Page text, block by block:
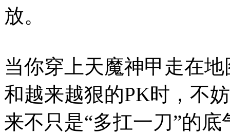
放。
当你穿上天魔神甲走在
和越来越狠的PK时，不
来不只是“多扛一刀”的